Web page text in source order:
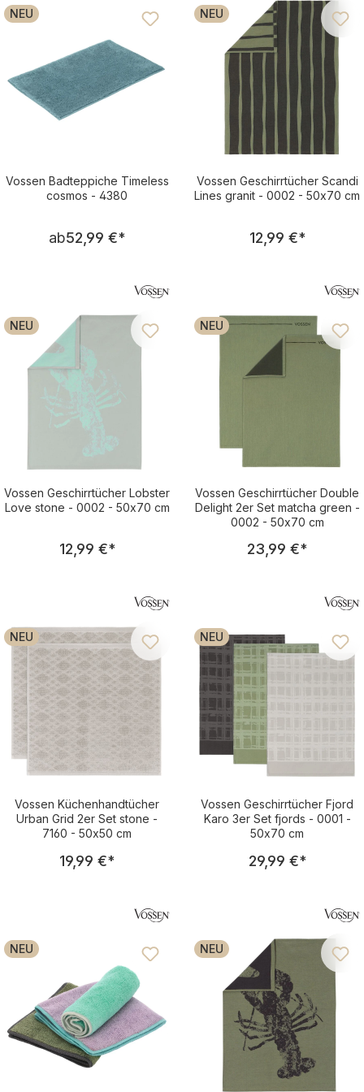
NEU
Vossen Badteppiche Timeless
cosmos - 4380
Regulärer Preis:
ab52,99 €*
NEU
Vossen Geschirrtücher Scandi
Lines granit - 0002 - 50x70 cm
Regulärer
12,99 €*
NEU
Vossen Geschirrtücher Lobster
Love stone - 0002 - 50x70 cm
Regulärer Preis:
12,99 €*
NEU
Vossen Geschirrtücher Double
Delight 2er Set matcha green -
0002 - 50x70 cm
Regulärer
23,99 €*
NEU
Vossen Küchenhandtücher
Urban Grid 2er Set stone -
7160 - 50x50 cm
Regulärer Preis:
19,99 €*
NEU
Vossen Geschirrtücher Fjord
Karo 3er Set fjords - 0001 -
50x70 cm
Regulärer
29,99 €*
NEU NEU